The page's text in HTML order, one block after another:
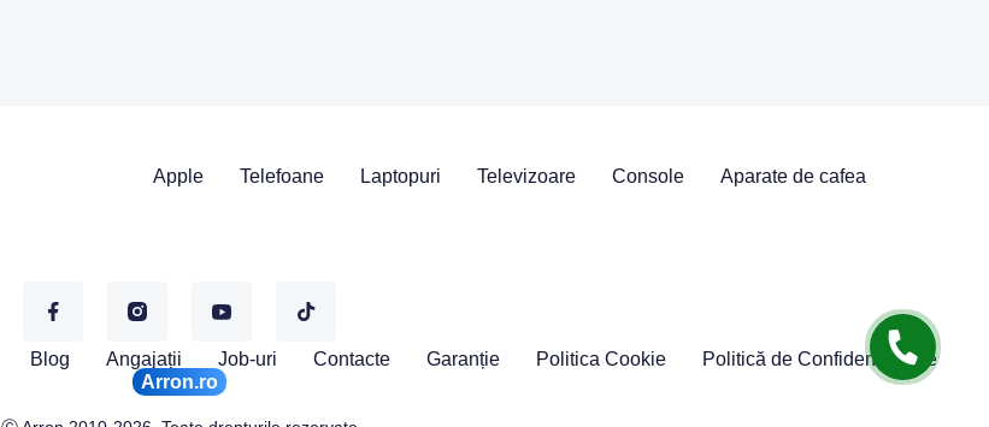
Apple Telefoane Laptopuri Televizoare Console Aparate de cafea
Blog Angajații Job-uri Contacte Garanție Politica Cookie
Politică de Confidențialitate
Arron.ro